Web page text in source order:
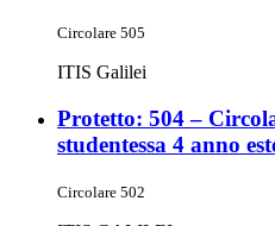
Circolare 505
ITIS Galilei
Protetto: 504 –
studentessa 4 anno
Circolare 502